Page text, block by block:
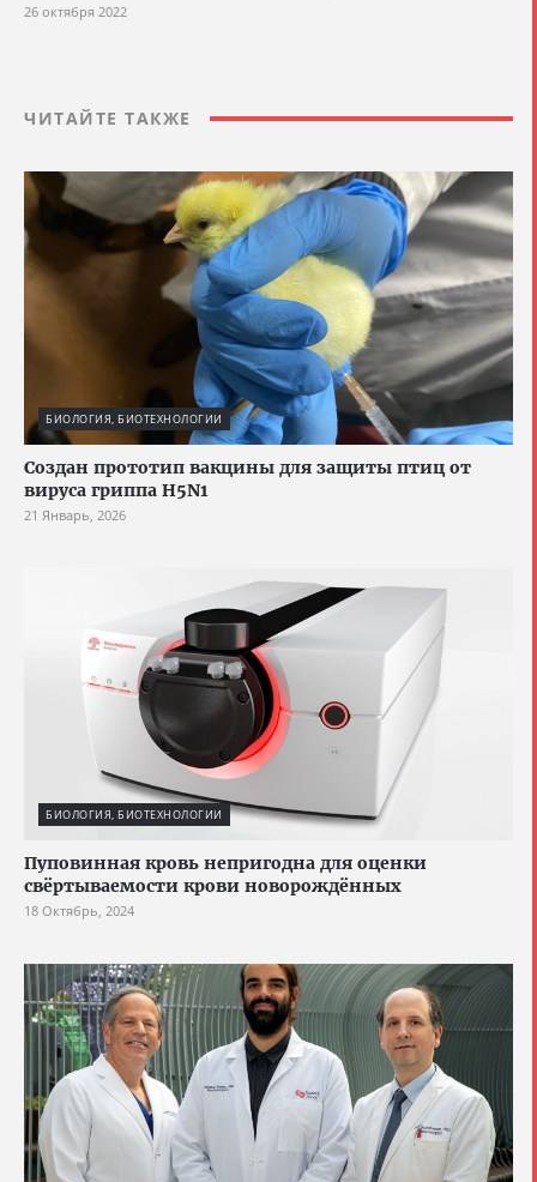
26 октября 2022
ЧИТАЙТЕ ТАКЖЕ
БИОЛОГИЯ, БИОТЕХНОЛОГИИ
Создан прототип вакцины для защиты птиц от
вируса гриппа H5N1
21 Январь, 2026
БИОЛОГИЯ, БИОТЕХНОЛОГИИ
Пуповинная кровь непригодна для оценки
свёртываемости крови новорождённых
18 Октябрь, 2024